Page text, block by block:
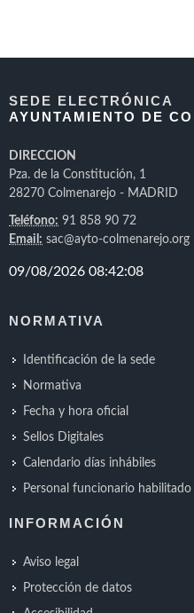
SEDE ELECTRÓNICA
AYUNTAMIENTO DE
DIRECCION
Pza. de la Constitución, 1
28270 Colmenarejo - MADRID
Teléfono: 91 858 90 72
Email: sac@ayto-colmenarejo.org
NORMATIVA
Identificación de la sede
Normativa
Fecha y hora oficial
Sellos Digitales
Calendario días inhábiles
Personal funcionario habilitado
INFORMACIÓN
Aviso legal
Protección de datos